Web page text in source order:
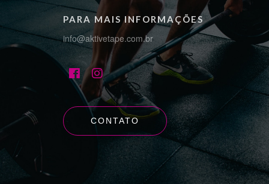
PARA MAIS INFORMAÇÕES
info@aktivetape.com.br
CONTATO